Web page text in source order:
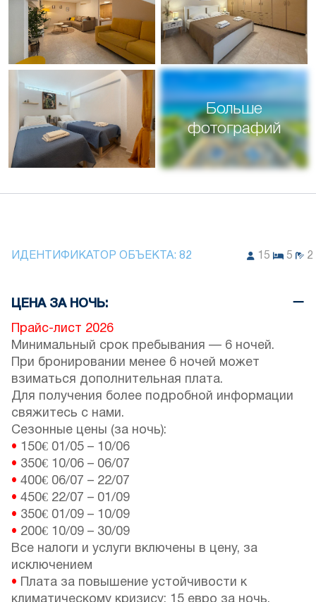
Больше
фотографий
ИДЕНТИФИКАТОР ОБЪЕКТА: 82 15 5 2
ЦЕНА ЗА НОЧЬ:
Прайс-лист 2026
Минимальный срок пребывания — 6 ночей.
При бронировании менее 6 ночей может
взиматься дополнительная плата.
Для получения более подробной информации
свяжитесь с нами.
Сезонные цены (за ночь):
• 150€ 01/05 – 10/06
• 350€ 10/06 – 06/07
• 400€ 06/07 – 22/07
• 450€ 22/07 – 01/09
• 350€ 01/09 – 10/09
• 200€ 10/09 – 30/09
Все налоги и услуги включены в цену, за
исключением
• Плата за повышение устойчивости к
климатическому кризису: 15 евро за ночь.